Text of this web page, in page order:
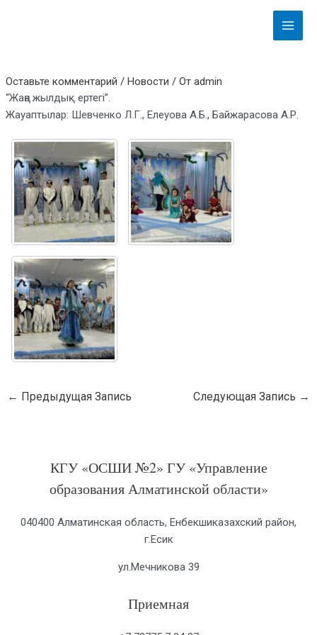
Main
Menu
Оставьте комментарий /Новости / Отadmin
“Жаңа жылдық ертегі”.
Жауаптылар: Шевченко Л.Г., Елеуова А.Б., Байжарасова А.Р.
← Предыдущая Запись Следующая Запись →
КГУ «ОСШИ №2» ГУ «Управление
образования Алматинской области»
040400 Алматинская область, Енбекшиказахский район,
г.Есик
ул.Мечникова 39
Приемная